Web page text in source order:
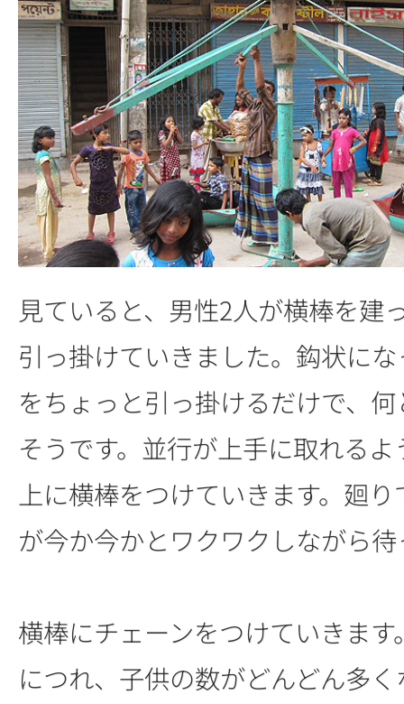
見ていると、男性2人が横棒を建
引っ掛けていきました。鈎状に
をちょっと引っ掛けるだけで、
そうです。並行が上手に取れる
上に横棒をつけていきます。廻
が今か今かとワクワクしながら
横棒にチェーンをつけていきま
につれ、子供の数がどんどん多